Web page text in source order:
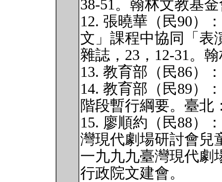
38-51。翰林文教基
12. 張曉華（民90）
文」課程中協同「表
雜誌，23，12-31。
13. 教育部（民86）
14. 教育部（民89）
階段暫行綱要。臺北
15. 廖順約（民88）
灣現代劇場研討會兒
一九九九臺灣現代劇
行政院文建會。